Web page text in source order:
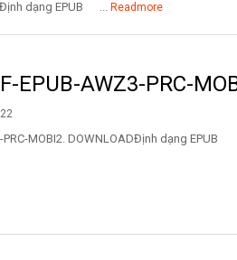
dạng EPUB ... Readmore
EPUB-AWZ3-PRC-
PRC-MOBI2. DOWNLOADĐịnh dạng